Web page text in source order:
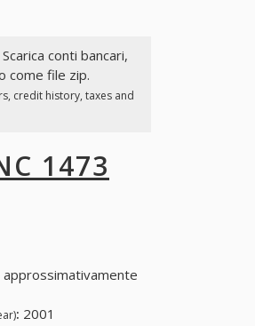
conti bancari,
come file zip.
credit history, taxes and
1473
approssimativamente
: 2001